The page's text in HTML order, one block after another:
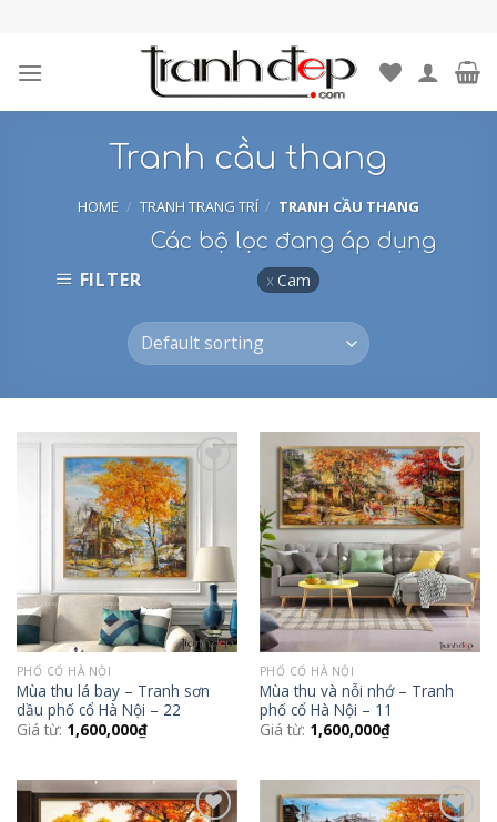
content
Tranh cầu thang
HOME / TRANH TRANG TRÍ / TRANH CẦU THANG
FILTER
Các bộ lọc đang áp dụng
Cam
Add to
Wishlist
PHỐ CỔ HÀ NỘI
Mùa thu lá bay – Tranh sơn
dầu phố cổ Hà Nội – 22
Giá từ: 1,600,000₫
Add to
Wishlist
PHỐ CỔ HÀ NỘI
Mùa thu và nỗi nhớ – Tranh
phố cổ Hà Nội – 11
Giá từ: 1,600,000₫